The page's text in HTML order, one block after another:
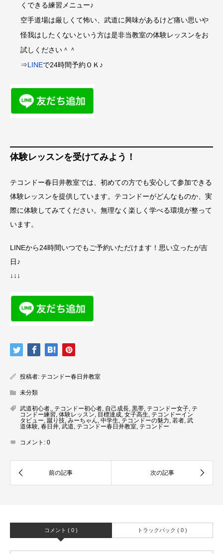
くできる練習メニュー♪
空手道場は厳しくて怖い、武道に興味があるけど痛い思いや
怪我はしたくないという方は是非当教室の体験レッスンをお
試しください＾＾
⇒LINEで24時間予約ＯＫ♪
体験レッスンを受けてみよう！
テコンドー春日井教室では、初めての方でも安心して参加できる
体験レッスンを提供しています。テコンドーがどんなものか、実
際に体験してみてください。無理なく楽しく学べる環境が整って
います。
LINEから24時間いつでもご予約いただけます！思い立ったが吉
日♪
↓↓↓
投稿者: テコンドー春日井教室
未分類
武道初心者. テコンドー初心者 自己成長 黒帯 テコンドー女子 テ
コンドー練習 体験レッスン 目標達成 女子高生 テコンドーイン
タビュー 蹴り技 みーちゃん 中学生 テコンドーの魅力 若者 武
道体験 春日井 武道 テコンドー春日井教室 テコンドー
コメント: 0
コメント ( 0 ) トラックバック ( 0 )